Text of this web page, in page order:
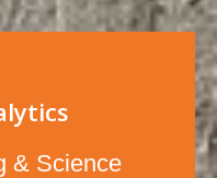
& Science